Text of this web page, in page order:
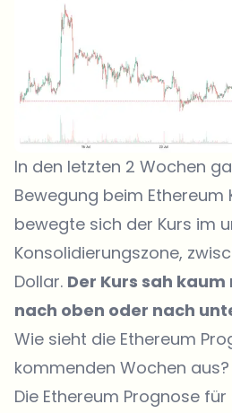
In den letzten 2 Wochen
Bewegung beim Ethereum
bewegte sich der Kurs im
Konsolidierungszone,
Dollar. Der Kurs sah
nach oben oder nach
Wie sieht die Ethereum
kommenden Wochen aus?
Die Ethereum Prognose